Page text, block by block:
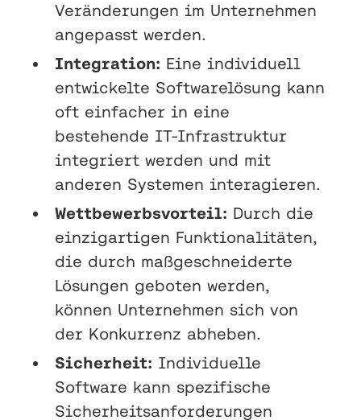
Veränderungen im Unternehmen
angepasst werden.
Integration: Eine individuell
entwickelte Softwarelösung kann
oft einfacher in eine
bestehende IT-Infrastruktur
integriert werden und mit
anderen Systemen interagieren.
Wettbewerbsvorteil: Durch die
einzigartigen Funktionalitäten,
die durch maßgeschneiderte
Lösungen geboten werden,
können Unternehmen sich von
der Konkurrenz abheben.
Sicherheit: Individuelle
Software kann spezifische
Sicherheitsanforderungen